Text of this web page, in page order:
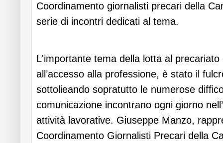
Coordinamento giornalisti precari della
serie di incontri dedicati al tema.
L'importante tema della lotta al
all’accesso alla professione, è stato il
sottolieando sopratutto le numerose
comunicazione incontrano ogni giorno
attività lavorative. Giuseppe Manzo,
Coordinamento Giornalisti Precari della